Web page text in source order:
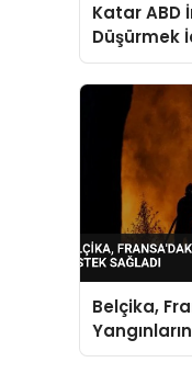
Katar ABD
Düşürmek
Hürmüz
Belçika,
Sağladı